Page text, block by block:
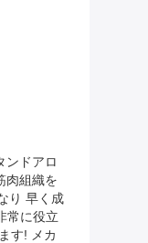
ンドアロ
肉組織を
り 早く成
常に役立
す! メカ